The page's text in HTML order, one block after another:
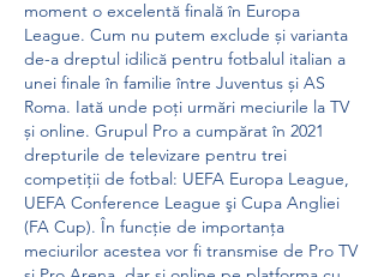
moment o excelentă finală în Europa
League. Cum nu putem exclude și varianta
de-a dreptul idilică pentru fotbalul italian a
unei finale în familie între Juventus și AS
Roma. Iată unde poți urmări meciurile la TV
și online. Grupul Pro a cumpărat în 2021
drepturile de televizare pentru trei
competiţii de fotbal: UEFA Europa League,
UEFA Conference League şi Cupa Angliei
(FA Cup). În funcție de importanța
meciurilor acestea vor fi transmise de Pro TV